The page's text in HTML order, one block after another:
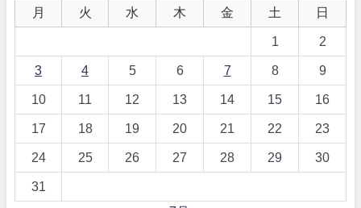
月 火 水 木 金 土 日
1 2
3 4 5 6 7 8 9
10 11 12 13 14 15 16
17 18 19 20 21 22 23
24 25 26 27 28 29 30
31